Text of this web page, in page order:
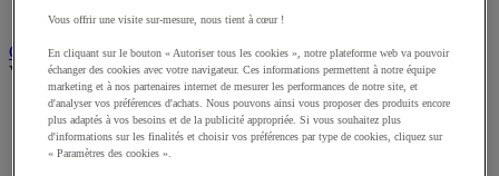
Chariot à linge
Sac à linge et accessoires
Chariot de nettoyage
Voir toute la catégorie
Accessoires pour chariot de nettoyage
Chariot de lavage
Vous offrir une visite sur-mesure, nous tient à cœur !
En cliquant sur le bouton « Autoriser tous les cookies », notre plateforme web va pouvoir
échanger des cookies avec votre navigateur. Ces informations permettent à notre équipe
marketing et à nos partenaires internet de mesurer les performances de notre site, et
d'analyser vos préférences d'achats. Nous pouvons ainsi vous proposer des produits encore
plus adaptés à vos besoins et de la publicité appropriée. Si vous souhaitez plus
d'informations sur les finalités et choisir vos préférences par type de cookies, cliquez sur
« Paramètres des cookies ».